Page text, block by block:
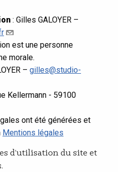
: Gilles GALOYER –
est une personne
morale.
– gilles@studio-
Kellermann - 59100
ont été générées et
Mentions légales
d’utilisation du site et